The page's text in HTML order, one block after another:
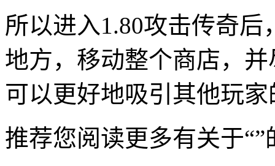
所以进入1.80攻击传奇
地方，移动整个商店，
可以更好地吸引其他玩
推荐您阅读更多有关于“”